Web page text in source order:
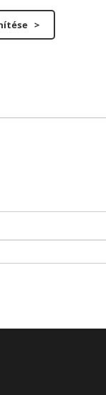
>